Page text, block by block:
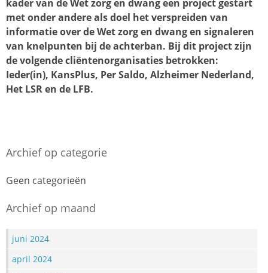
kader van de Wet zorg en dwang een project gestart
met onder andere als doel het verspreiden van
informatie over de Wet zorg en dwang en signaleren
van knelpunten bij de achterban. Bij dit project zijn
de volgende cliëntenorganisaties betrokken:
Ieder(in), KansPlus, Per Saldo, Alzheimer Nederland,
Het LSR en de LFB.
Archief op categorie
Geen categorieën
Archief op maand
juni 2024
april 2024